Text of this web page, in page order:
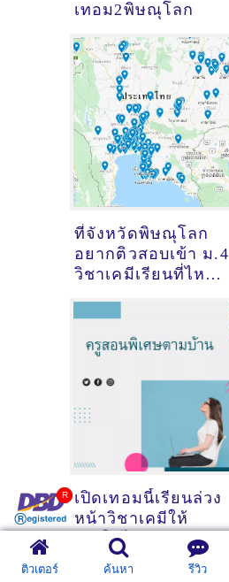
เทอม2พิษณุโลก
ที่จังหวัดพิษณุโลก
อยากติวสอบเข้า ม.4
วิชาเคมีเรียนที่ไหนดี
เปิดเทอมนี้เรียนล่วง
หน้าวิชาเคมีให้
เข้าใจได้ง่าย
จ.พิษณุโลก
ติวเตอร์ ค้นหา รีวิว